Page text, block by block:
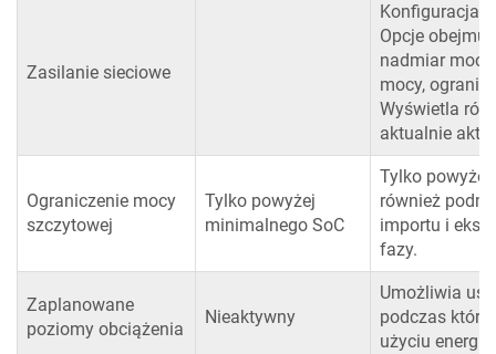
Zasilanie sieciowe
Konfiguracja i
Opcje
nadmiar
mocy,
Wyświetla
aktualnie
Ograniczenie mocy
szczytowej
Tylko powyżej
minimalnego SoC
Tylko
również
importu i
fazy.
Zaplanowane
poziomy obciążenia
Nieaktywny
Umożliwia
podczas
użyciu energii